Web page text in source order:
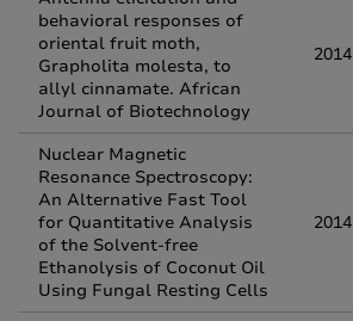
behavioral responses of
oriental fruit moth,
Grapholita molesta, to
allyl cinnamate. African
Journal of Biotechnology
2014
Nuclear Magnetic
Resonance Spectroscopy:
An Alternative Fast Tool
for Quantitative Analysis
of the Solvent-free
Ethanolysis of Coconut Oil
Using Fungal Resting Cells
2014